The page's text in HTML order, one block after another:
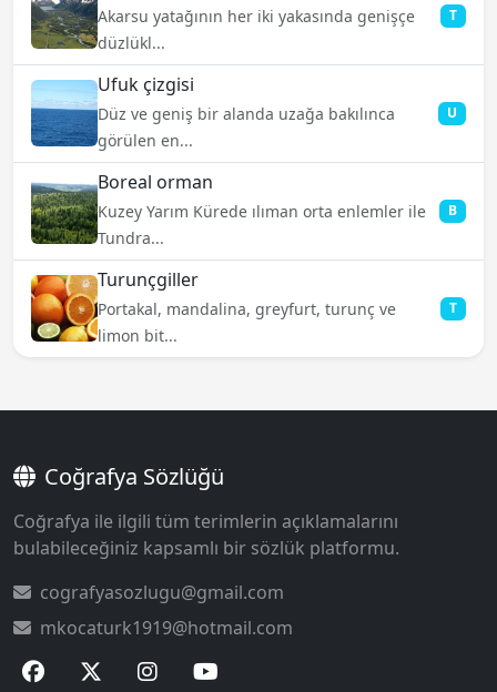
Akarsu yatağının her iki yakasında genişçe
düzlükl...
T
Ufuk çizgisi
Düz ve geniş bir alanda uzağa bakılınca
görülen en...
U
Boreal orman
Kuzey Yarım Kürede ılıman orta enlemler ile
Tundra...
B
Turunçgiller
Portakal, mandalina, greyfurt, turunç ve
limon bit...
T
Coğrafya Sözlüğü
Coğrafya ile ilgili tüm terimlerin açıklamalarını
bulabileceğiniz kapsamlı bir sözlük platformu.
cografyasozlugu@gmail.com
mkocaturk1919@hotmail.com